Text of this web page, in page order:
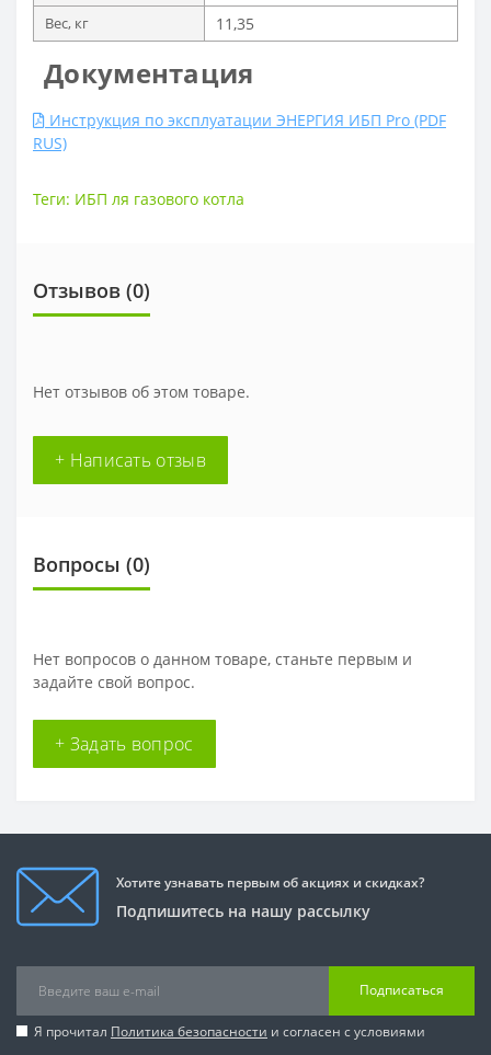
Вес, кг 11,35
Документация
Инструкция по эксплуатации ЭНЕРГИЯ ИБП Pro (PDF
RUS)
Теги: ИБП ля газового котла
Отзывов (0)
Нет отзывов об этом товаре.
+ Написать отзыв
Вопросы (0)
Нет вопросов о данном товаре, станьте первым и
задайте свой вопрос.
+ Задать вопрос
Хотите узнавать первым об акциях и скидках?
Подпишитесь на нашу рассылку
Подписаться
Я прочитал Политика безопасности и согласен с условиями